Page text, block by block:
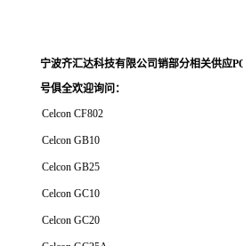
宁波齐汇达科技有限公司销部分相关供应
号俱全欢迎询问 ：
Celcon CF802
Celcon GB10
Celcon GB25
Celcon GC10
Celcon GC20